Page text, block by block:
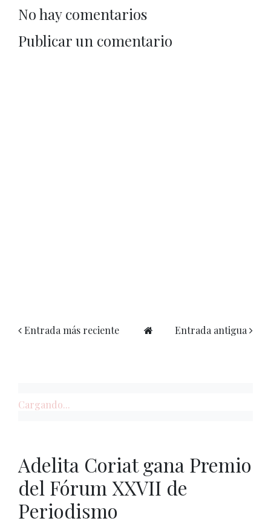
No hay comentarios
Publicar un comentario
Entrada más reciente Entrada antigua
Cargando...
Adelita Coriat gana Premio
del Fórum XXVII de
Periodismo